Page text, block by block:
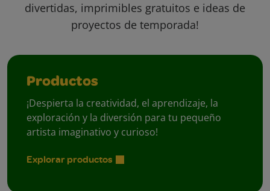
divertidas, imprimibles gratuitos e ideas de
proyectos de temporada!
Productos
¡Despierta la creatividad, el aprendizaje, la
exploración y la diversión para tu pequeño
artista imaginativo y curioso!
Explorar productos